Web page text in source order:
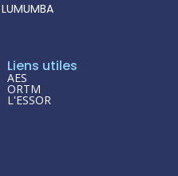
Liens utiles
AES
ORTM
L'ESSOR